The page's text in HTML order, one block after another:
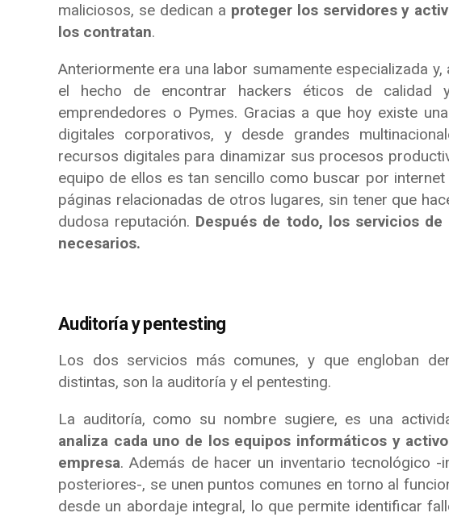
maliciosos, se dedican a proteger los servidores y
los contratan.
Anteriormente era una labor sumamente especializada
el hecho de encontrar hackers éticos de calidad
emprendedores o Pymes. Gracias a que hoy existe
digitales corporativos, y desde grandes
recursos digitales para dinamizar sus procesos
equipo de ellos es tan sencillo como buscar por internet
páginas relacionadas de otros lugares, sin tener que
dudosa reputación. Después de todo, los servicios
necesarios.
Auditoría y pentesting
Los dos servicios más comunes, y que engloban
distintas, son la auditoría y el pentesting.
La auditoría, como su nombre sugiere, es una
analiza cada uno de los equipos informáticos y
empresa. Además de hacer un inventario tecnológico
posteriores-, se unen puntos comunes en torno al
desde un abordaje integral, lo que permite identificar